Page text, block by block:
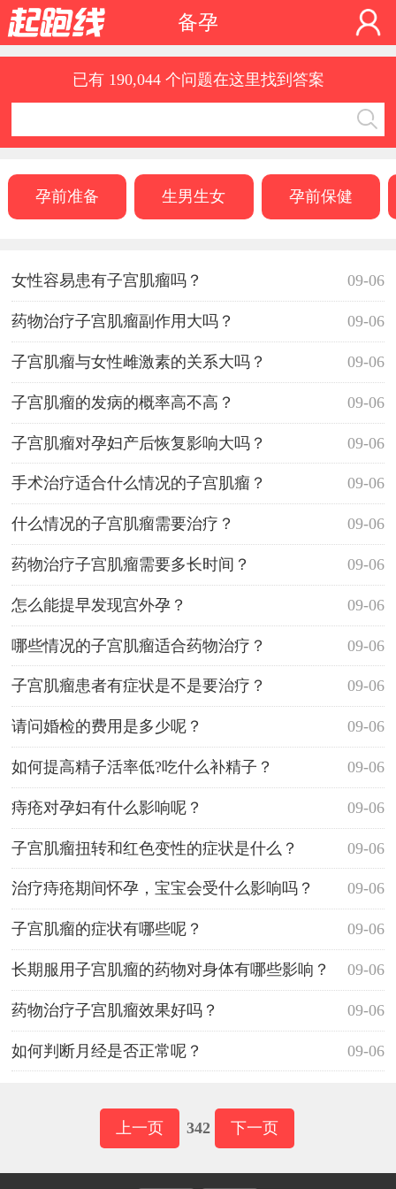
备孕
已有 190,044 个问题在这里找到答案
孕前准备 生男生女 孕前保健
09-06
女性容易患有子宫肌瘤吗？
09-06
药物治疗子宫肌瘤副作用大吗？
09-06
子宫肌瘤与女性雌激素的关系大吗？
09-06
子宫肌瘤的发病的概率高不高？
09-06
子宫肌瘤对孕妇产后恢复影响大吗？
09-06
手术治疗适合什么情况的子宫肌瘤？
09-06
什么情况的子宫肌瘤需要治疗？
09-06
药物治疗子宫肌瘤需要多长时间？
09-06
怎么能提早发现宫外孕？
09-06
哪些情况的子宫肌瘤适合药物治疗？
09-06
子宫肌瘤患者有症状是不是要治疗？
09-06
请问婚检的费用是多少呢？
09-06
如何提高精子活率低?吃什么补精子？
09-06
痔疮对孕妇有什么影响呢？
09-06
子宫肌瘤扭转和红色变性的症状是什么？
09-06
治疗痔疮期间怀孕，宝宝会受什么影响吗？
09-06
子宫肌瘤的症状有哪些呢？
09-06
长期服用子宫肌瘤的药物对身体有哪些影响？
09-06
药物治疗子宫肌瘤效果好吗？
09-06
如何判断月经是否正常呢？
上一页 342 下一页